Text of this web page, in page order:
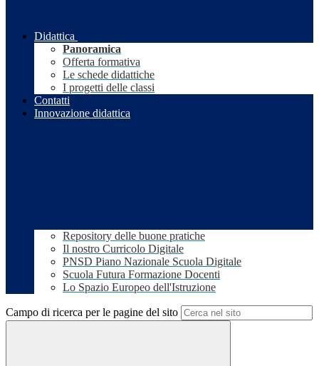
Didattica
Panoramica
Offerta formativa
Le schede didattiche
I progetti delle classi
Contatti
Innovazione didattica
Repository delle buone pratiche
Il nostro Curricolo Digitale
PNSD Piano Nazionale Scuola Digitale
Scuola Futura Formazione Docenti
Lo Spazio Europeo dell'Istruzione
Campo di ricerca per le pagine del sito